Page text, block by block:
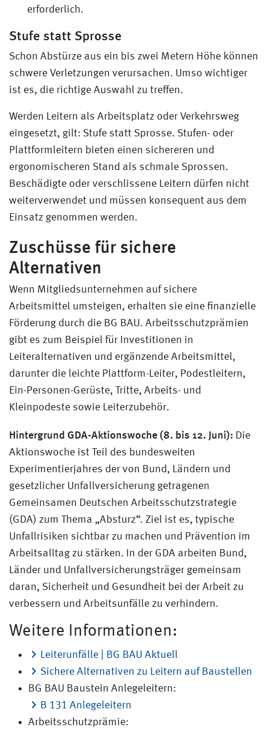
erforderlich.
Stufe statt Sprosse
Schon Abstürze aus ein bis zwei Metern Höhe können
schwere Verletzungen verursachen. Umso wichtiger
ist es, die richtige Auswahl zu treffen.
Werden Leitern als Arbeitsplatz oder Verkehrsweg
eingesetzt, gilt: Stufe statt Sprosse. Stufen- oder
Plattformleitern bieten einen sichereren und
ergonomischeren Stand als schmale Sprossen.
Beschädigte oder verschlissene Leitern dürfen nicht
weiterverwendet und müssen konsequent aus dem
Einsatz genommen werden.
Zuschüsse für sichere
Alternativen
Wenn Mitgliedsunternehmen auf sichere
Arbeitsmittel umsteigen, erhalten sie eine finanzielle
Förderung durch die BG BAU. Arbeitsschutzprämien
gibt es zum Beispiel für Investitionen in
Leiteralternativen und ergänzende Arbeitsmittel,
darunter die leichte Plattform-Leiter, Podestleitern,
Ein-Personen-Gerüste, Tritte, Arbeits- und
Kleinpodeste sowie Leiterzubehör.
Hintergrund GDA-Aktionswoche (8. bis 12. Juni): Die
Aktionswoche ist Teil des bundesweiten
Experimentierjahres der von Bund, Ländern und
gesetzlicher Unfallversicherung getragenen
Gemeinsamen Deutschen Arbeitsschutzstrategie
(GDA) zum Thema „Absturz“. Ziel ist es, typische
Unfallrisiken sichtbar zu machen und Prävention im
Arbeitsalltag zu stärken. In der GDA arbeiten Bund,
Länder und Unfallversicherungsträger gemeinsam
daran, Sicherheit und Gesundheit bei der Arbeit zu
verbessern und Arbeitsunfälle zu verhindern.
Weitere Informationen:
Leiterunfälle | BG BAU Aktuell
Sichere Alternativen zu Leitern auf Baustellen
BG BAU Baustein Anlegeleitern:
B 131 Anlegeleitern
Arbeitsschutzprämie: